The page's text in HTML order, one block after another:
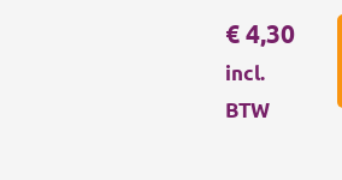
€4,30
incl.
BTW